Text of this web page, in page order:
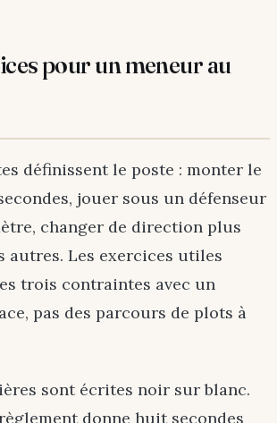
pour un meneur au
définissent le poste : monter le
jouer sous un défenseur
changer de direction plus
autres. Les exercices utiles
trois contraintes avec un
pas des parcours de plots à
sont écrites noir sur blanc.
donne huit secondes